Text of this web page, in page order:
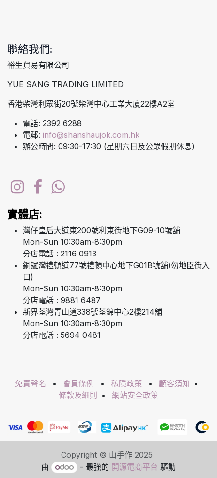
聯絡我們:
裕生貿易有限公司
YUE SANG TRADING LIMITED
香港柴灣利眾街20號柴灣中心工業大廈22樓A2室
電話: 2392 6288
電郵: info@shanshaujok.com.hk
辦公時間: 09:30-17:30 (星期六日及公眾假期休息)
實體店:
灣仔皇后大道東200號利東街地下G09-10號舖
Mon-Sun 10:30am-8:30pm
分店電話 : 2116 0913
銅鑼灣禮頓道77號禮頓中心地下G01B號舖(勿地臣街入
口)
Mon-Sun 10:30am-8:30pm
分店電話 : 9881 6487
新界荃灣青山道338號荃錦中心2樓214舖
Mon-Sun 10:30am-8:30pm
分店電話 : 5694 0481
免責聲名 • 會員條例 • 私隱政策 • 顧客須知 •
條款及細則 • 網站安全政策
Copyright © 山手作 2025
由
- 最強的 開源電商平台 驅動